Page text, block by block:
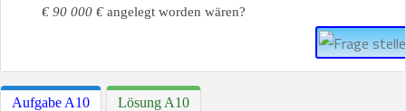
€ 90 000 € angelegt worden wären?
Aufgabe A10 Lösung A10